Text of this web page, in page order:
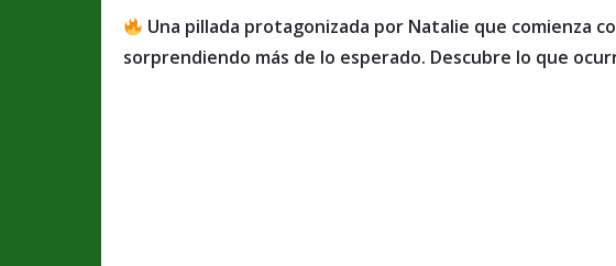
Una pillada protagonizada por Natalie que comienza
sorprendiendo más de lo esperado. Descubre lo que